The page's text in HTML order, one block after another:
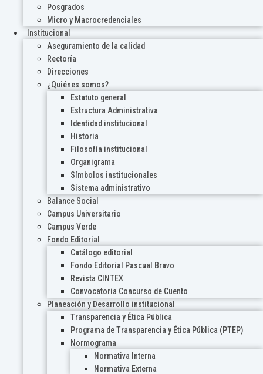
Posgrados
Micro y Macrocredenciales
Institucional
Aseguramiento de la calidad
Rectoría
Direcciones
¿Quiénes somos?
Estatuto general
Estructura Administrativa
Identidad institucional
Historia
Filosofía institucional
Organigrama
Símbolos institucionales
Sistema administrativo
Balance Social
Campus Universitario
Campus Verde
Fondo Editorial
Catálogo editorial
Fondo Editorial Pascual Bravo
Revista CINTEX
Convocatoria Concurso de Cuento
Planeación y Desarrollo institucional
Transparencia y Ética Pública
Programa de Transparencia y Ética Pública (PTEP)
Normograma
Normativa Interna
Normativa Externa